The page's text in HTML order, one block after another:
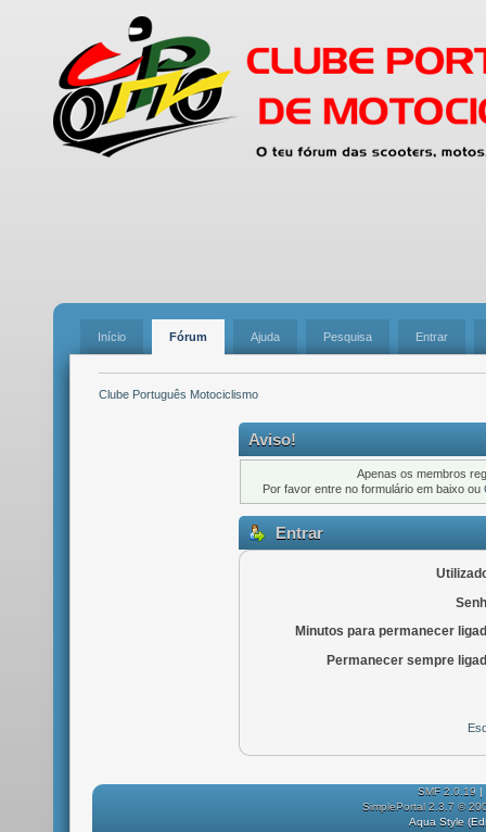
Início Fórum Ajuda Pesquisa Entrar
Clube Português Motociclismo
Aviso!
Apenas os membros
Por favor entre no formulário em baixo ou
Entrar
Minutos para permanecer
Permanecer sempre
SMF 2.0.19 |
SimplePortal 2.3.7 ©
Aqua Style